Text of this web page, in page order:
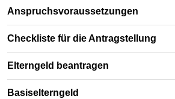
Anspruchsvoraussetzungen
Checkliste für die Antragstellung
Elterngeld beantragen
Basiselterngeld